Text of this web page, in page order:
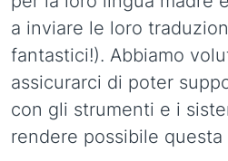
a inviare le loro
fantastici!). Abbiamo
assicurarci di poter
con gli strumenti e i
rendere possibile questa